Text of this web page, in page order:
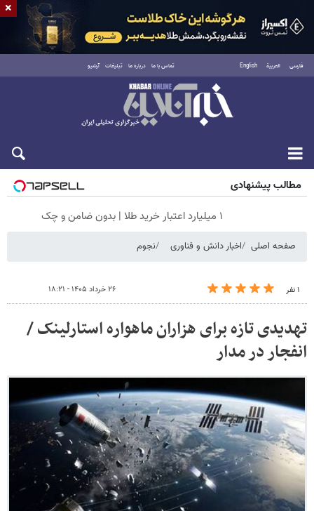
فارسی العربية English تماس با ما درباره ما تبلیغات آرشیو
شنبه ۱۷ مرداد ۱۴۰۵
مطالب پیشنهادی
۱ میلیارد اعتبار خرید طلا | بدون ضامن و چک
صفحه اصلی اخبار دانش و فناوری نجوم
۱ نفر ۲۶ خرداد ۱۴۰۵ - ۱۸:۲۱
تهدیدی تازه برای هزاران ماهواره استارلینک /
انفجار در مدار
×